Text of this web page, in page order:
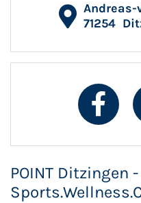
Andreas-
71254
POINT Ditzingen -